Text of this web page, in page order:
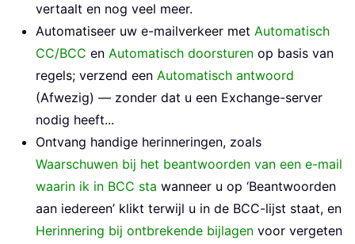
vertaalt en nog veel meer.
Automatiseer uw e-mailverkeer met Automatisch
CC/BCC en Automatisch doorsturen op basis van
regels; verzend een Automatisch antwoord
(Afwezig) — zonder dat u een Exchange-server
nodig heeft...
Ontvang handige herinneringen, zoals
Waarschuwen bij het beantwoorden van een e-mail
waarin ik in BCC sta wanneer u op ‘Beantwoorden
aan iedereen’ klikt terwijl u in de BCC-lijst staat, en
Herinnering bij ontbrekende bijlagen voor vergeten